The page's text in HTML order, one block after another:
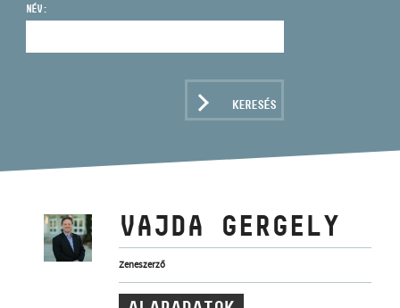
NYITVA TARTÁS
NÉV:
KERESÉS
VAJDA GERGELY
Zeneszerző